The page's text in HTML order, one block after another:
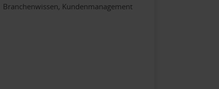
Branchenwissen, Kundenmanagement